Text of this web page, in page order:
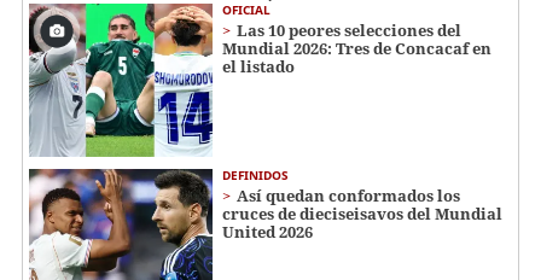
OFICIAL
Las 10 peores selecciones del
Mundial 2026: Tres de Concacaf en
el listado
DEFINIDOS
Así quedan conformados los
cruces de dieciseisavos del Mundial
United 2026